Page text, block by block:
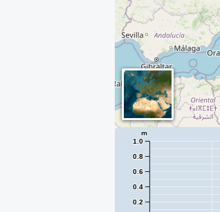
0.2
0.4
0.6
0.8
1.0
m